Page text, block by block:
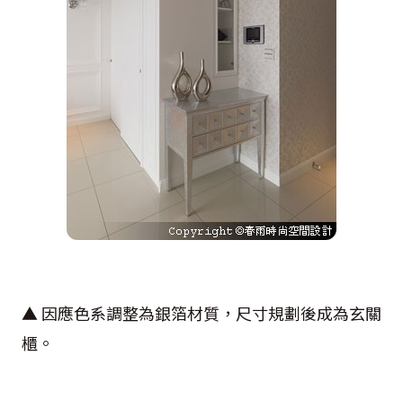
▲ 因應色系調整為銀箔材質，尺寸規劃後成為玄關
櫃。